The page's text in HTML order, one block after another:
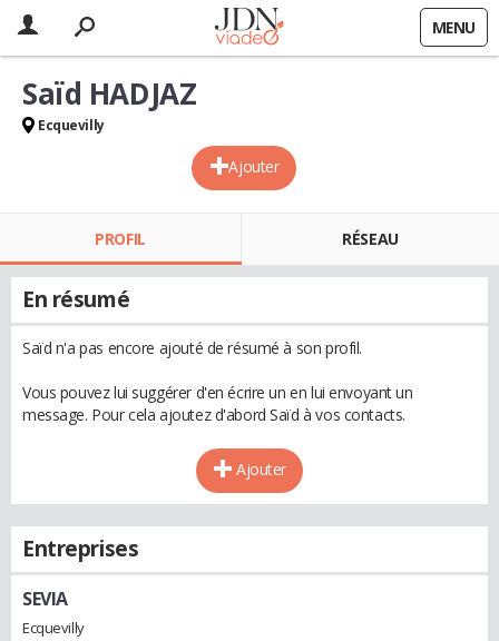
MENU
Ajouter
Saïd HADJAZ
Ecquevilly
PROFIL RÉSEAU
En résumé
Saïd n'a pas encore ajouté de résumé à son profil.
Vous pouvez lui suggérer d'en écrire un en lui envoyant un
message. Pour cela ajoutez d'abord Saïd à vos contacts.
Ajouter
Entreprises
SEVIA
Ecquevilly